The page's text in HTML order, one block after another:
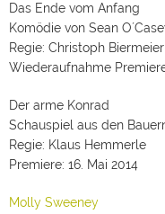
Das Ende vom Anfang
Komödie von Sean
Regie: Christoph Biermeier
Wiederaufnahme
Der arme Konrad
Schauspiel aus den
Regie: Klaus Hemmerle
Premiere: 16. Mai 2014
Molly Sweeney